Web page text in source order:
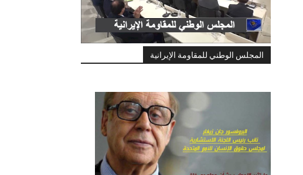
المجلس الوطني للمقاومة الإيرانية